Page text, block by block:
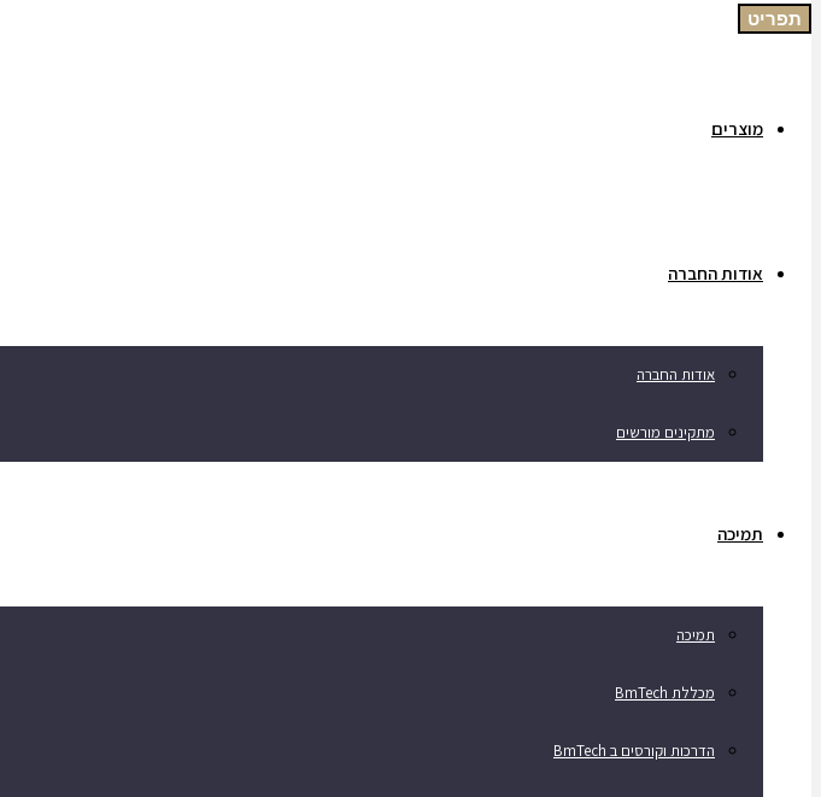
תפריט
מוצרים
אודות החברה
אודות החברה
מתקינים מורשים
תמיכה
תמיכה
מכללת BmTech
הדרכות וקורסים ב BmTech